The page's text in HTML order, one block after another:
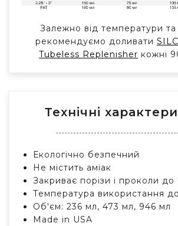
Залежно від температури та
рекомендуємо доливати
Tubeless Replenisher кожні
Технічні
Екологічно безпечний
Не містить аміак
Закриває порізи і проколи
Температура використання
Об'єм: 236 мл, 473 мл, 946 мл
Made in USA